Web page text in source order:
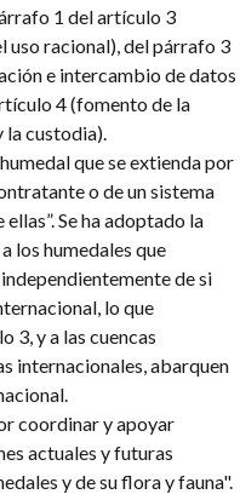
1 del artículo 3
uso racional), del párrafo 3
e intercambio de datos
4 (fomento de la
la custodia).
que se extienda por
o de un sistema
Se ha adoptado la
los humedales que
de si
lo que
3, y a las cuencas
internacionales, abarquen
coordinar y apoyar
actuales y futuras
y de su flora y fauna".